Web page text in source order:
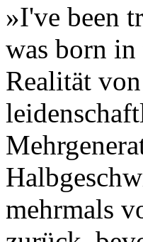
»I've been
was born
Realität
mehrmals